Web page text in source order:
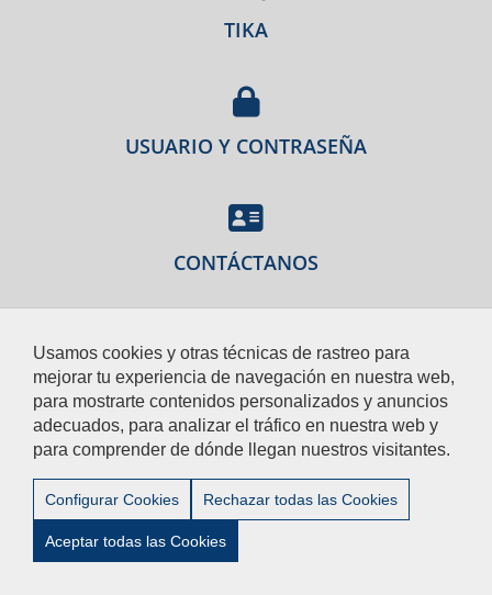
Usamos cookies y otras técnicas de rastreo para
mejorar tu experiencia de navegación en nuestra web,
para mostrarte contenidos personalizados y anuncios
adecuados, para analizar el tráfico en nuestra web y
para comprender de dónde llegan nuestros visitantes.
Configurar Cookies Rechazar todas las Cookies
Aceptar todas las Cookies
TIKA
USUARIO Y CONTRASEÑA
CONTÁCTANOS
CITA PREVIA
Aviso Legal / Privacidad / Accesibilidad / Contacto
© 2012-2024 Universidad Pablo de Olavide - Centro de Estudios